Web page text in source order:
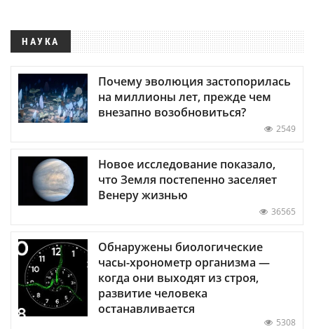
НАУКА
Почему эволюция застопорилась
на миллионы лет, прежде чем
внезапно возобновиться?
2549
Новое исследование показало,
что Земля постепенно заселяет
Венеру жизнью
36565
Обнаружены биологические
часы-хронометр организма —
когда они выходят из строя,
развитие человека
останавливается
5308